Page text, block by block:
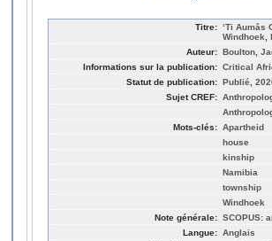
Titre: ‘Ti Aumâs
Windhoek,
Auteur: Boulton,
Informations sur la publication: Critical
Statut de publication: Publié,
Sujet CREF:
Mots-clés: Apartheid
house
kinship
Namibia
township
Windhoek
Note générale: SCOPUS:
Langue: Anglais